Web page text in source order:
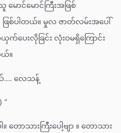
ောင်မောင်ကြီးအဖြစ်
ြစ်ပါတယ်။ မှုလ ဇာတ်လမ်းအပေါ်
က်ပေးလိုခြင်း လုံးဝမရှိကြောင်း
ယ်။
…. လေသန့်
”
တောသားကြီးပေါ့ဗျာ ။ တောသား